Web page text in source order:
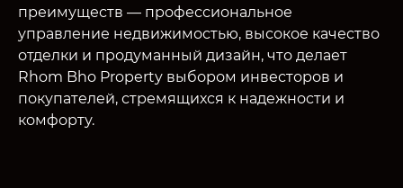
преимуществ — профессиональное
управление недвижимостью, высокое качество
отделки и продуманный дизайн, что делает
Rhom Bho Property выбором инвесторов и
покупателей, стремящихся к надежности и
комфорту.